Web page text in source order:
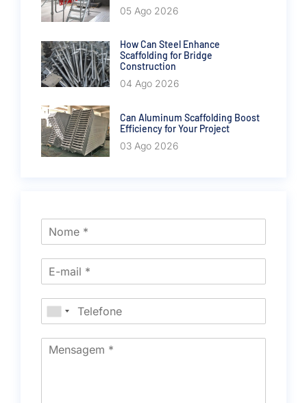
05 Ago 2026
How Can Steel Enhance
Scaffolding for Bridge
Construction
04 Ago 2026
Can Aluminum Scaffolding Boost
Efficiency for Your Project
03 Ago 2026